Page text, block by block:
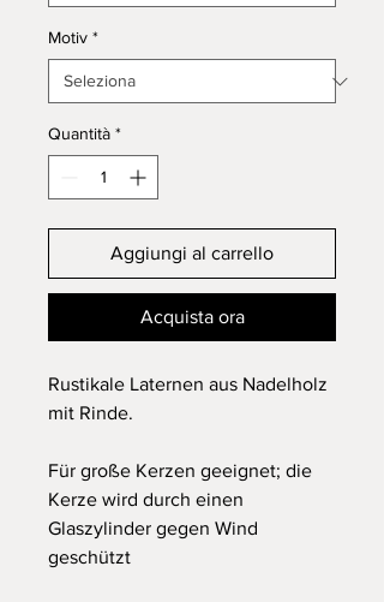
Motiv *
Quantità *
Aggiungi al carrello
Acquista ora
Rustikale Laternen aus Nadelholz
mit Rinde.
Für große Kerzen geeignet; die
Kerze wird durch einen
Glaszylinder gegen Wind
geschützt